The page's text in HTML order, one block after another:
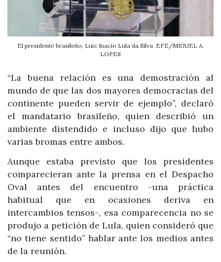
El presidente brasileño, Luiz Inacio Lula da Silva. EFE/MIGUEL A.
LOPES
“La buena relación es una demostración al
mundo de que las dos mayores democracias del
continente pueden servir de ejemplo”, declaró
el mandatario brasileño, quien describió un
ambiente distendido e incluso dijo que hubo
varias bromas entre ambos.
Aunque estaba previsto que los presidentes
comparecieran ante la prensa en el Despacho
Oval antes del encuentro -una práctica
habitual que en ocasiones deriva en
intercambios tensos-, esa comparecencia no se
produjo a petición de Lula, quien consideró que
“no tiene sentido” hablar ante los medios antes
de la reunión.